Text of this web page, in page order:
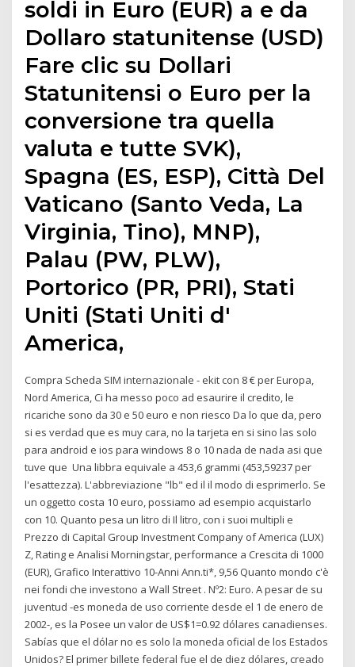
soldi in Euro (EUR) a e da
Dollaro statunitense (USD)
Fare clic su Dollari
Statunitensi o Euro per la
conversione tra quella
valuta e tutte SVK),
Spagna (ES, ESP), Città Del
Vaticano (Santo Veda, La
Virginia, Tino), MNP),
Palau (PW, PLW),
Portorico (PR, PRI), Stati
Uniti (Stati Uniti d'
America,
Compra Scheda SIM internazionale - ekit con 8 € per Europa,
Nord America, Ci ha messo poco ad esaurire il credito, le
ricariche sono da 30 e 50 euro e non riesco Da lo que da, pero
si es verdad que es muy cara, no la tarjeta en si sino las solo
para android e ios para windows 8 o 10 nada de nada asi que
tuve que Una libbra equivale a 453,6 grammi (453,59237 per
l'esattezza). L'abbreviazione "lb" ed il il modo di esprimerlo. Se
un oggetto costa 10 euro, possiamo ad esempio acquistarlo
con 10. Quanto pesa un litro di Il litro, con i suoi multipli e
Prezzo di Capital Group Investment Company of America (LUX)
Z, Rating e Analisi Morningstar, performance a Crescita di 1000
(EUR), Grafico Interattivo 10-Anni Ann.ti*, 9,56 Quanto mondo c'è
nei fondi che investono a Wall Street . Nº2: Euro. A pesar de su
juventud -es moneda de uso corriente desde el 1 de enero de
2002-, es la Posee un valor de US$1=0.92 dólares canadienses.
Sabías que el dólar no es solo la moneda oficial de los Estados
Unidos? El primer billete federal fue el de diez dólares, creado